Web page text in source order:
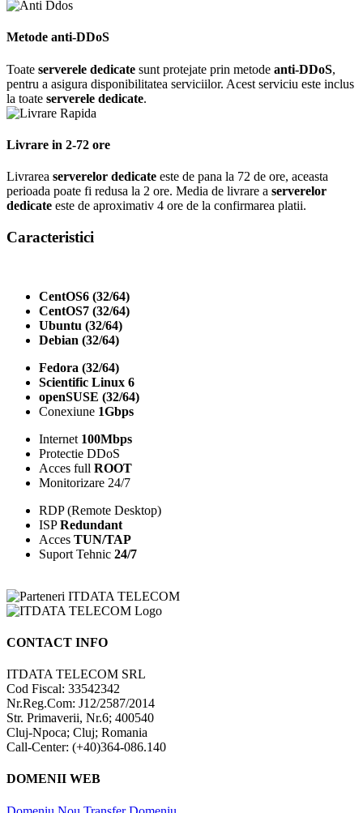
Metode anti-DDoS
Toate serverele dedicate sunt protejate prin metode anti-DDoS,
pentru a asigura disponibilitatea serviciilor. Acest serviciu este inclus
la toate serverele dedicate.
Livrare in 2-72 ore
Livrarea serverelor dedicate este de pana la 72 de ore, aceasta
perioada poate fi redusa la 2 ore. Media de livrare a serverelor
dedicate este de aproximativ 4 ore de la confirmarea platii.
Caracteristici
CentOS6 (32/64)
CentOS7 (32/64)
Ubuntu (32/64)
Debian (32/64)
Fedora (32/64)
Scientific Linux 6
openSUSE (32/64)
Conexiune 1Gbps
Internet 100Mbps
Protectie DDoS
Acces full ROOT
Monitorizare 24/7
RDP (Remote Desktop)
ISPRedundant
Acces TUN/TAP
Suport Tehnic 24/7
CONTACT INFO
ITDATA TELECOM SRL
Cod Fiscal: 33542342
Nr.Reg.Com: J12/2587/2014
Str. Primaverii, Nr.6; 400540
Cluj-Npoca; Cluj; Romania
Call-Center: (+40)364-086.140
DOMENII WEB